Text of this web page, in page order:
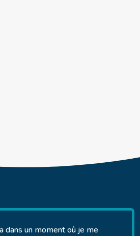
dans un moment où je me